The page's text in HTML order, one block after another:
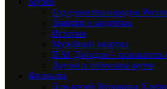
Год единства народов
Заметки о шедеврах
История
Музейный квартал
П.М. Догадин – основатель
Друзья и спонсоры музея
Филиалы
Дом-музей Велимира